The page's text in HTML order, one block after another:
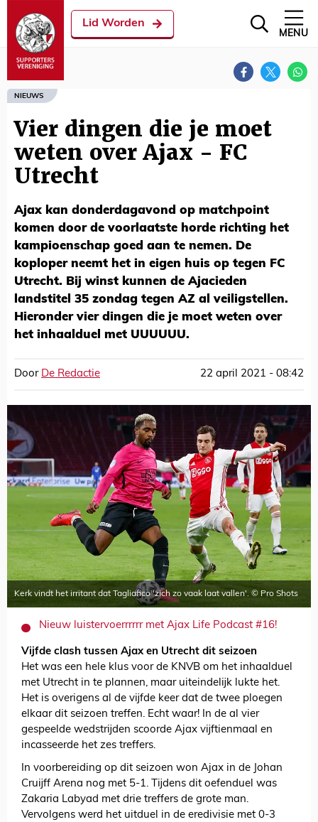
Lid Worden
MENU
NIEUWS
Vier dingen die je moet
weten over Ajax - FC
Utrecht
Ajax kan donderdagavond op matchpoint
komen door de voorlaatste horde richting het
kampioenschap goed aan te nemen. De
koploper neemt het in eigen huis op tegen FC
Utrecht. Bij winst kunnen de Ajacieden
landstitel 35 zondag tegen AZ al veiligstellen.
Hieronder vier dingen die je moet weten over
het inhaalduel met UUUUUU.
Door De Redactie 22 april 2021 - 08:42
Kerk vindt het irritant dat Tagliafico 'zich zo vaak laat vallen'. © Pro Shots
Nieuw luistervoerrrrrr met Ajax Life Podcast #16!
Vijfde clash tussen Ajax en Utrecht dit seizoen
Het was een hele klus voor de KNVB om het inhaalduel
met Utrecht in te plannen, maar uiteindelijk lukte het.
Het is overigens al de vijfde keer dat de twee ploegen
elkaar dit seizoen treffen. Echt waar! In de al vier
gespeelde wedstrijden scoorde Ajax vijftienmaal en
incasseerde het zes treffers.
In voorbereiding op dit seizoen won Ajax in de Johan
Cruijff Arena nog met 5-1. Tijdens dit oefenduel was
Zakaria Labyad met drie treffers de grote man.
Vervolgens werd het uitduel in de eredivisie met 0-3